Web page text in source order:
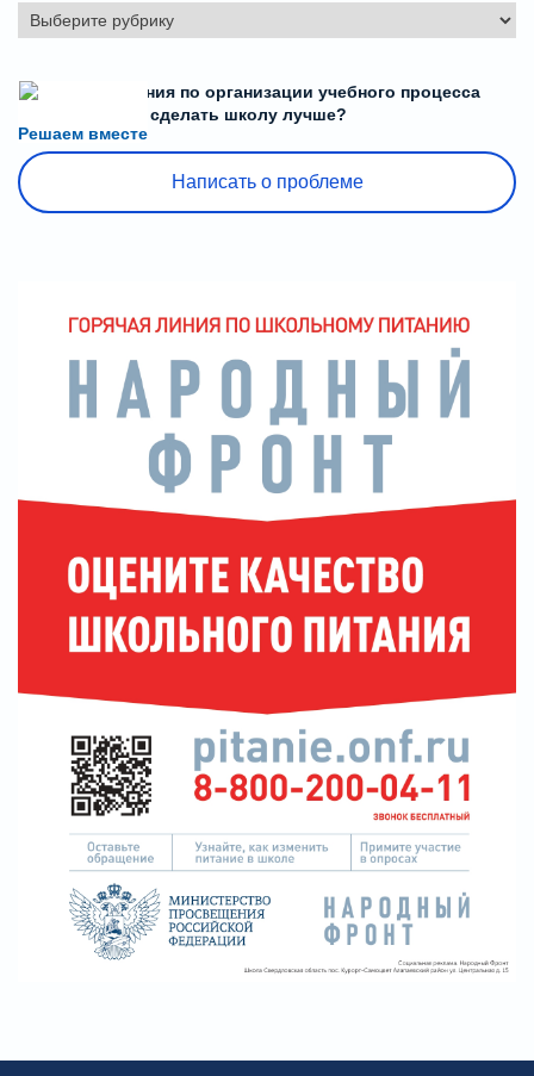
Рубрики
Решаем вместе
Есть предложения по организации учебного процесса
или знаете, как сделать школу лучше?
Написать о проблеме